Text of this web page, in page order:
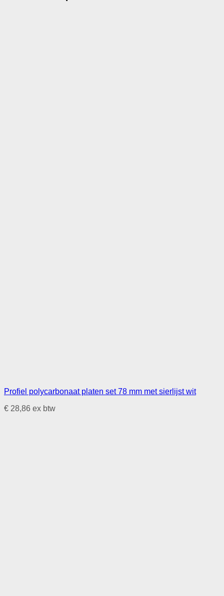
Profiel polycarbonaat platen set 78 mm met sierlijst wit
€ 28,86 ex btw